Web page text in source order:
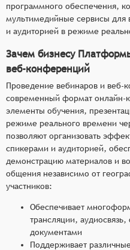
программного обеспечения,
мультимедийные сервисы для
и аудиторией в режиме
Зачем бизнесу
веб-конференций
Проведение вебинаров и веб-
современный формат
элементы обучения,
режиме реального времени
позволяют организовать
спикерами и аудиторией,
демонстрацию материалов и
общения независимо от
участников:
Обеспечивает
трансляции,
документами
Поддерживает